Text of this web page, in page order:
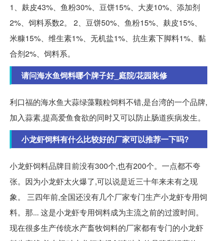
1、麸皮43%、鱼粉30%、豆饼15%、大麦10%、添加剂
2%、饲料系数2。 2、豆饼50%、鱼粉15%、麸皮15%、
米糠15%、维生素1%、无机盐1%、抗生素下脚料1%、黏
合剂2%、饲料系。
请问海水鱼饲料哪个牌子好_庭院/花园装修
利口福的海水鱼大蒜绿藻颗粒饲料不错,是台湾的一个品牌,
加入蒜素,提高爱鱼食欲的同时又可以防止肠道疾病发生。
小龙虾饲料有什么比较好的厂家可以推荐一下吗?
小龙虾饲料品牌目前没有300个,也有200个。一点都不夸
张。因为小龙虾太火爆了,可以说是近三十年来未有之现
象。 三四年前,全国还没有几个厂家专门生产小龙虾专用饲
料。那... 这是小龙虾专用饲料成为主流之前的过渡时间。
现在很多生产传统水产畜牧饲料的厂家都有专门的小龙虾